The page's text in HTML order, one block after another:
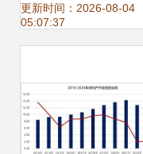
的发展焦点与行业
更新时间：2026-08-04
05:07:37